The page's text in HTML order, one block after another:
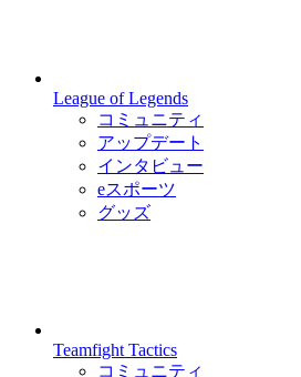
League of Legends
コミュニティ
アップデート
インタビュー
eスポーツ
グッズ
Teamfight Tactics
コミュニティ